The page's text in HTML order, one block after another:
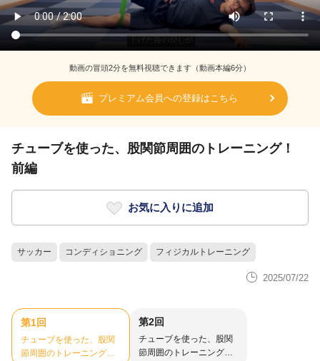
動画の冒頭2分を無料視聴できます（動画本編6分）
プレミアム会員への登録はこちら
チューブを使った、股関節周囲のトレーニング！
前編
お気に入りに追加
サッカー コンディショニング フィジカルトレーニング
2025/07/22
第1回
チューブを使った、股関
節周囲のトレーニング！
第2回
チューブを使った、股関
節周囲のトレーニング！